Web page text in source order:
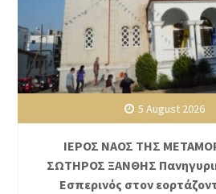
5 August 2026
ΙΕΡΟΣ ΝΑΟΣ ΤΗΣ
ΣΩΤΗΡΟΣ ΞΑΝΘΗΣ
Εσπερινός στον